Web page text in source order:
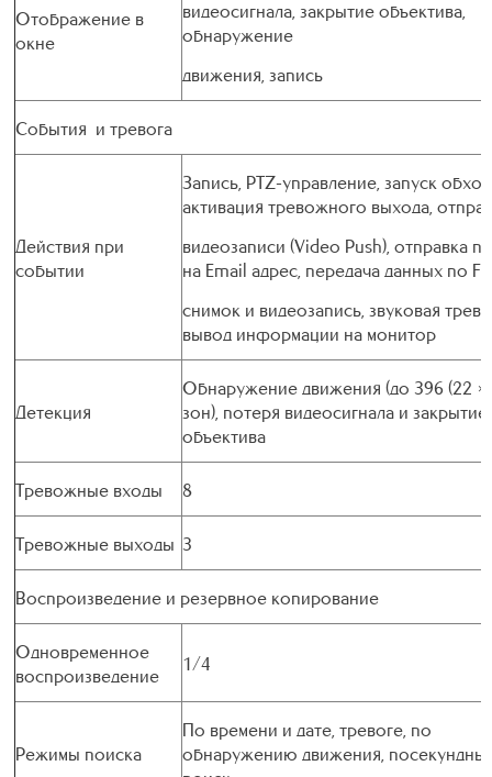
Отображение в
окне
видеосигнала, закрытие объектива,
обнаружение
движения, запись
События и тревога
Действия при
событии
Запись, PTZ-управление, запуск
активация тревожного выхода,
видеозаписи (Video Push), отправка
на Email адрес, передача данных по
снимок и видеозапись, звуковая
вывод информации на монитор
Детекция
Обнаружение движения (до 396 (22 ×
зон), потеря видеосигнала и закрытие
объектива
Тревожные входы 8
Тревожные выходы 3
Воспроизведение и резервное копирование
Одновременное
воспроизведение
1/4
Режимы поиска
По времени и дате, тревоге, по
обнаружению движения,